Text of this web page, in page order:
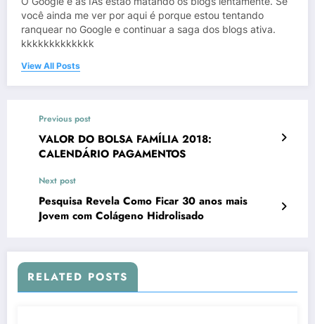
você ainda me ver por aqui é porque estou tentando
ranquear no Google e continuar a saga dos blogs ativa.
kkkkkkkkkkkkk
View All Posts
Previous post
VALOR DO BOLSA FAMÍLIA 2018:
CALENDÁRIO PAGAMENTOS
Next post
Pesquisa Revela Como Ficar 30 anos mais
Jovem com Colágeno Hidrolisado
RELATED POSTS